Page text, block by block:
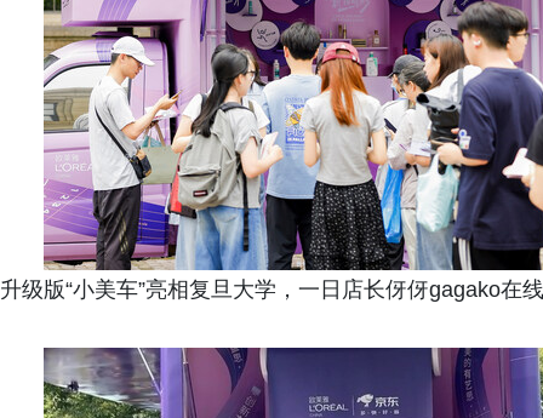
升级版“小美车”亮相复旦大学，一日店长伢伢gagako在